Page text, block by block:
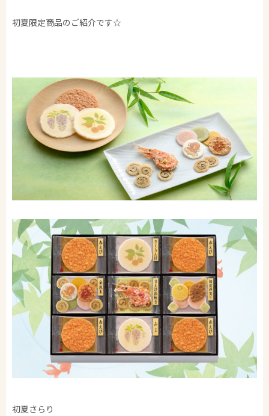
初夏限定商品のご紹介です☆
初夏さらり